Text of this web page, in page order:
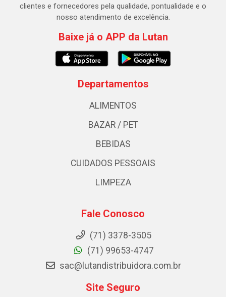
clientes e fornecedores pela qualidade, pontualidade e o
nosso atendimento de excelência.
Baixe já o APP da Lutan
Departamentos
ALIMENTOS
BAZAR / PET
BEBIDAS
CUIDADOS PESSOAIS
LIMPEZA
Fale Conosco
(71) 3378-3505
(71) 99653-4747
sac@lutandistribuidora.com.br
Site Seguro